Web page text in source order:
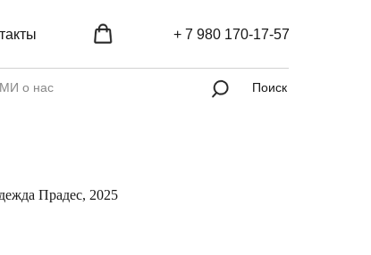
о нас Поиск
+ 7 980 170-17-57
Прадес, 2025